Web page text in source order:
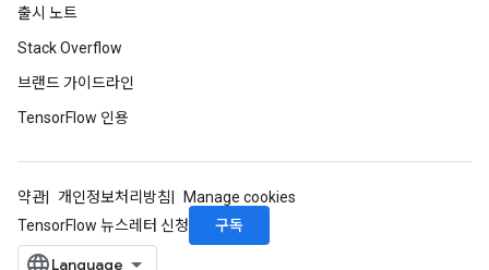
출시 노트
Stack Overflow
브랜드 가이드라인
TensorFlow 인용
약관 개인정보처리방침
Manage cookies
TensorFlow 뉴스레터 신청
구독